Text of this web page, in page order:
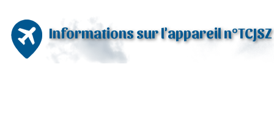
Informations sur l'appareil n°TCJSZ